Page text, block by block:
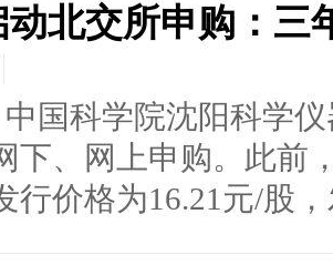
北交所申购：三
国科学院沈阳科学
下、网上申购。此前
行价格为16.21元/股